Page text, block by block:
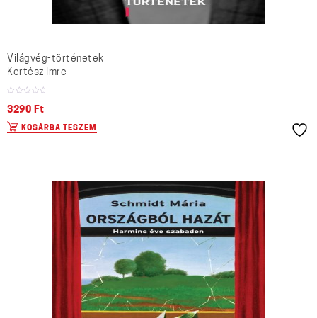
Világvég-történetek
Kertész Imre
3290 Ft
KOSÁRBA TESZEM